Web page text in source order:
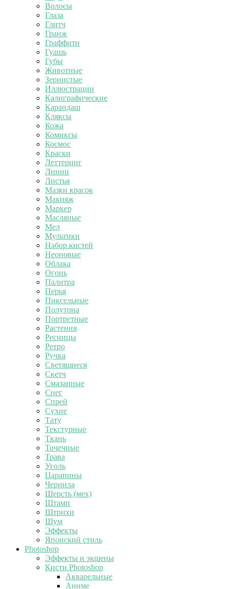
Волосы
Глаза
Глитч
Гранж
Граффити
Гуашь
Губы
Животные
Зернистые
Иллюстрации
Калиграфические
Карандаш
Кляксы
Кожа
Комиксы
Космос
Краски
Леттеринг
Линии
Листья
Мазки красок
Макияж
Маркер
Масляные
Мел
Мультики
Набор кистей
Неоновые
Облака
Огонь
Палитра
Перья
Пиксельные
Полутона
Портретные
Растения
Ресницы
Ретро
Ручка
Светящиеся
Скетч
Смазанные
Снег
Спрей
Сухие
Тату
Текстурные
Ткань
Точечные
Трава
Уголь
Царапины
Чернила
Шерсть (мех)
Штамп
Штрихи
Шум
Эффекты
Японский стиль
Photoshop
Эффекты и экшены
Кисти Photoshop
Акварельные
Аниме